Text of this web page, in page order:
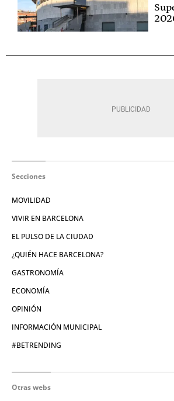
Secciones
MOVILIDAD
VIVIR EN BARCELONA
EL PULSO DE LA CIUDAD
¿QUIÉN HACE BARCELONA?
GASTRONOMÍA
ECONOMÍA
OPINIÓN
INFORMACIÓN MUNICIPAL
#BETRENDING
Otras webs